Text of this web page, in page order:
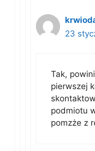
23
Tak,
pierwszej
podmiotu
pomzże z